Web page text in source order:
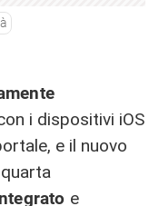
i dispositivi iOS
e il nuovo
e